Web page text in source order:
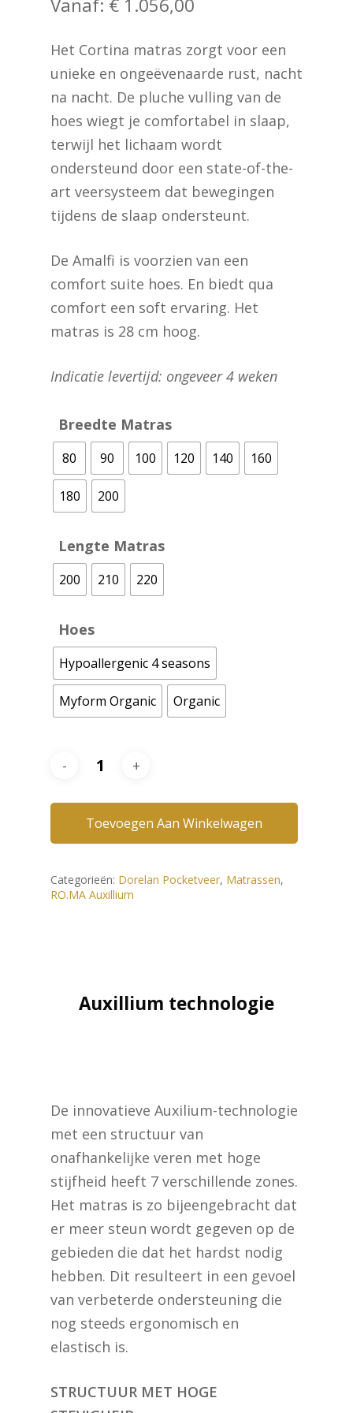
Vanaf: € 1.056,00
Het Cortina matras zorgt voor een
unieke en ongeëvenaarde rust, nacht
na nacht. De pluche vulling van de
hoes wiegt je comfortabel in slaap,
terwijl het lichaam wordt
ondersteund door een state-of-the-
art veersysteem dat bewegingen
tijdens de slaap ondersteunt.
De Amalfi is voorzien van een
comfort suite hoes. En biedt qua
comfort een soft ervaring. Het
matras is 28 cm hoog.
Indicatie levertijd: ongeveer 4 weken
Breedte Matras
80 90 100 120 140 160
180 200
Lengte Matras
200 210 220
Hoes
Hypoallergenic 4 seasons
Myform Organic Organic
Toevoegen Aan Winkelwagen
Categorieën: Dorelan Pocketveer, Matrassen,
RO.MA Auxillium
Auxillium technologie
De innovatieve Auxilium-technologie
met een structuur van
onafhankelijke veren met hoge
stijfheid heeft 7 verschillende zones.
Het matras is zo bijeengebracht dat
er meer steun wordt gegeven op de
gebieden die dat het hardst nodig
hebben. Dit resulteert in een gevoel
van verbeterde ondersteuning die
nog steeds ergonomisch en
elastisch is.
STRUCTUUR MET HOGE